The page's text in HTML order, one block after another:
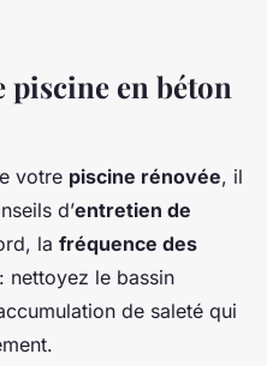
piscine en béton
votre piscine rénovée, il
d’entretien de
la fréquence des
nettoyez le bassin
de saleté qui